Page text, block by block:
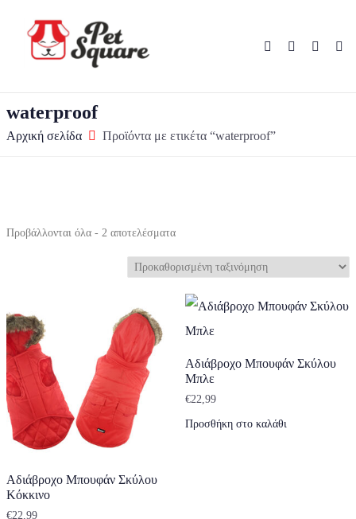
waterproof
Αρχική σελίδα Προϊόντα με ετικέτα “waterproof”
Προβάλλονται όλα - 2 αποτελέσματα
Αδιάβροχο Μπουφάν Σκύλου
Κόκκινο
€22,99
Αδιάβροχο Μπουφάν Σκύλου
Μπλε
€22,99
Προσθήκη στο καλάθι